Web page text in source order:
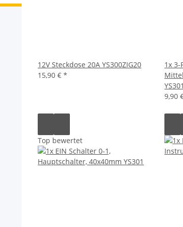
12V Steckdose 20A YS300ZIG20
15,90 € *
1x
9,90
Top bewertet